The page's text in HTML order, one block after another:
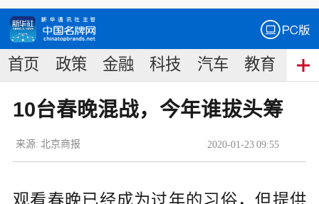
首页 政策 金融 科技 汽车 教育 食
10台春晚混战，今年谁拔头筹
2020-01-23 09:55
来源: 北京商报
观看春晚已经成为过年的习俗，但提供